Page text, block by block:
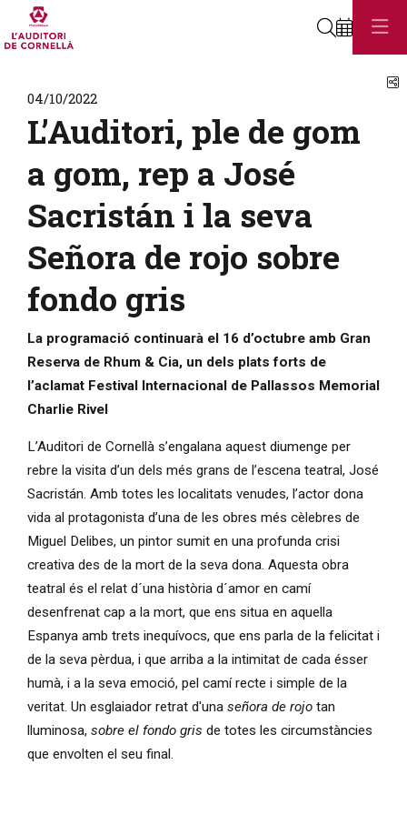
Cerca
04/10/2022
L’Auditori, ple de gom
a gom, rep a José
Sacristán i la seva
Señora de rojo sobre
fondo gris
La programació continuarà el 16 d’octubre amb Gran
Reserva de Rhum & Cia, un dels plats forts de
l’aclamat Festival Internacional de Pallassos Memorial
Charlie Rivel
L’Auditori de Cornellà s’engalana aquest diumenge per
rebre la visita d’un dels més grans de l’escena teatral, José
Sacristán. Amb totes les localitats venudes, l’actor dona
vida al protagonista d’una de les obres més cèlebres de
Miguel Delibes, un pintor sumit en una profunda crisi
creativa des de la mort de la seva dona. Aquesta obra
teatral és el relat d´una història d´amor en camí
desenfrenat cap a la mort, que ens situa en aquella
Espanya amb trets inequívocs, que ens parla de la felicitat i
de la seva pèrdua, i que arriba a la intimitat de cada ésser
humà, i a la seva emoció, pel camí recte i simple de la
veritat. Un esglaiador retrat d'una señora de rojotan
lluminosa, sobre el fondo gris de totes les circumstàncies
que envolten el seu final.